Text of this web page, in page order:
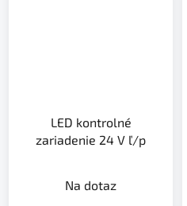
LED kontrolné
zariadenie 24 V ľ/p
Na dotaz